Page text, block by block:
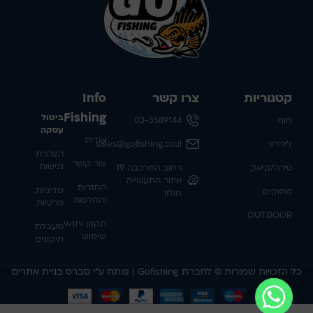
Info
Fishing
אודות
צור קשר
החזרות
והחלפות
תקנון ותנאי
שימוש
ביטול
עסקה
הצהרת
נגישות
מדיניות
פרטיות
מעבדת
תיקונים
קטגוריות
חוף
ז'ירז'ור
סירה/קיאק
מתוקים
OUTDOOR
צרו קשר
03-5589144
sales@gofishing.co.il
רחוב המרכבה 19
איזור התעשייה
חולון
כל הזכויות שמורות © לחברת Gofishing | פותח ע״י סברס בניית אתרים